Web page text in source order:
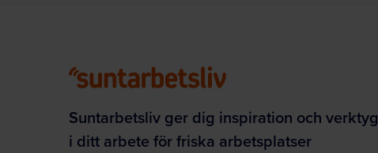
Suntarbetsliv ger dig inspiration och verktyg
i ditt arbete för friska arbetsplatser